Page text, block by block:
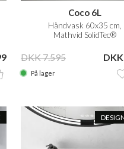
Coco 6L
Håndvask 60x35 cm,
Mathvid SolidTec®
DKK 7.595
På lager